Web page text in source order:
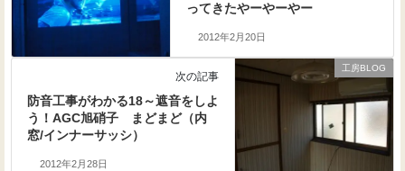
ってきたやーやーやー
2012年2月20日
工房BLOG
次の記事
防音工事がわかる18～遮音をしよ
う！AGC旭硝子 まどまど（内
窓/インナーサッシ）
2012年2月28日